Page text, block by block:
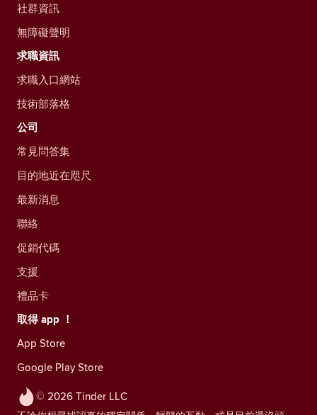
© 2026 Tinder LLC
社群資訊
無障礙聲明
求職資訊
求職入口網站
技術部落格
公司
常見問答集
目的地近在咫尺
最新消息
聯絡
促銷代碼
支援
禮品卡
取得 app ！
App Store
Google Play Store